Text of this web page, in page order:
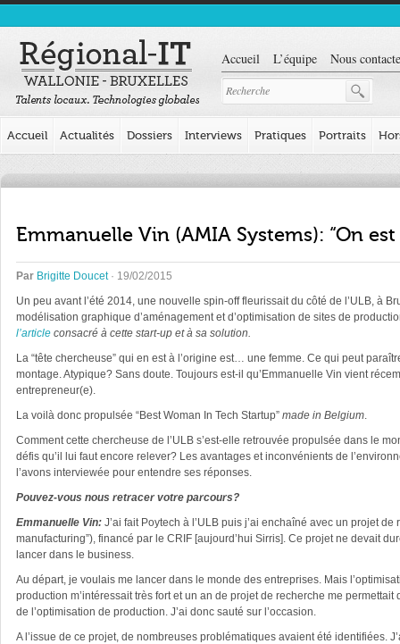
Accueil L’équipe Nous
Accueil Actualités Dossiers Interviews Pratiques Portraits
Emmanuelle Vin (AMIA Systems): “On
Par Brigitte Doucet· 19/02/2015
Un peu avant l’été 2014, une nouvelle spin-off fleurissait du côté de l’ULB, à
modélisation graphique d’aménagement et d’optimisation de sites de
l’article consacré à cette start-up et à sa solution.
La “tête chercheuse” qui en est à l’origine est… une femme. Ce qui peut
montage. Atypique? Sans doute. Toujours est-il qu’Emmanuelle Vin vient
entrepreneur(e).
La voilà donc propulsée “Best Woman In Tech Startup” made in Belgium.
Comment cette chercheuse de l’ULB s’est-elle retrouvée propulsée dans le
défis qu’il lui faut encore relever? Les avantages et inconvénients de
l’avons interviewée pour entendre ses réponses.
Pouvez-vous nous retracer votre parcours?
Emmanuelle Vin: J’ai fait Poytech à l’ULB puis j’ai enchaîné avec un projet
manufacturing”), financé par le CRIF [aujourd’hui Sirris]. Ce projet ne devait
lancer dans le business.
Au départ, je voulais me lancer dans le monde des entreprises. Mais
production m’intéressait très fort et un an de projet de recherche me permettait
de l’optimisation de production. J’ai donc sauté sur l’occasion.
A l’issue de ce projet, de nombreuses problématiques avaient été identifiées.